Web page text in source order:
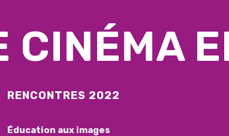
CINÉMA
RENCONTRES 2022
Éducation aux images